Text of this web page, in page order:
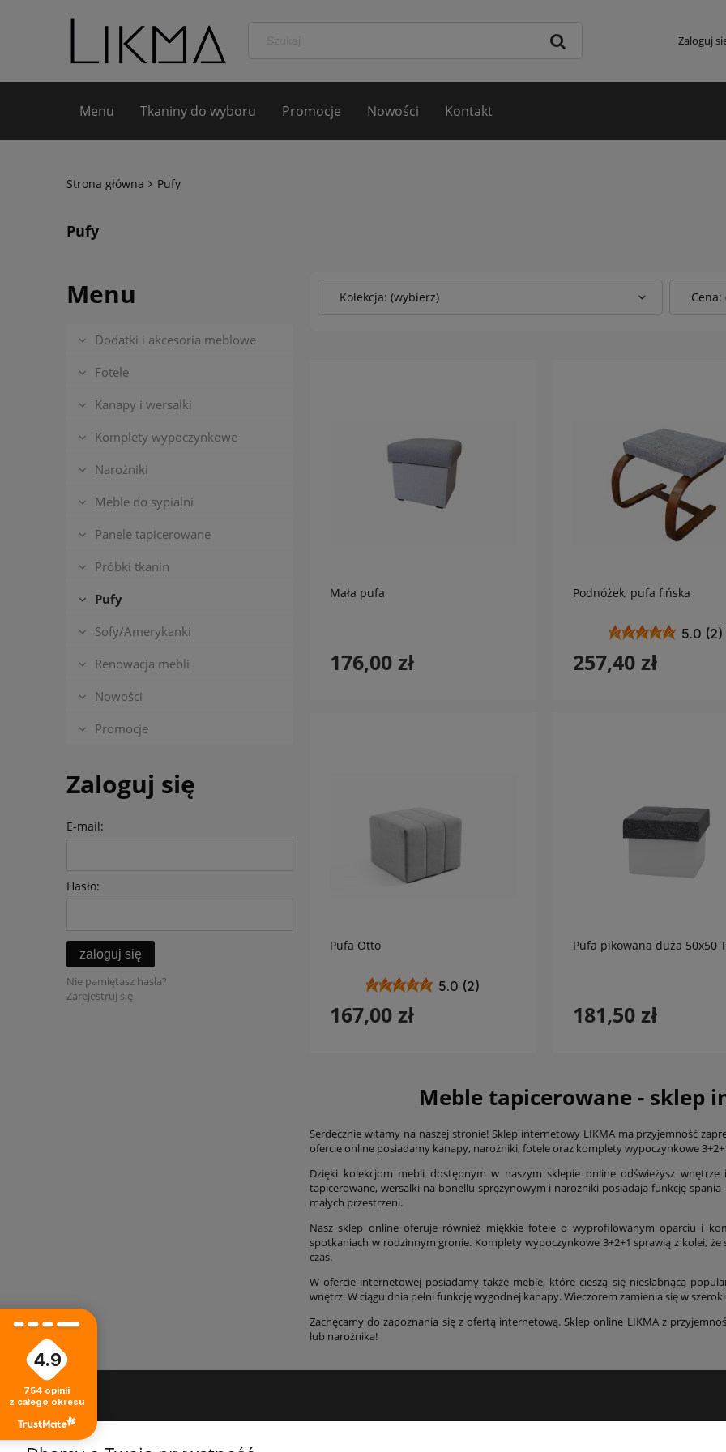
Zaloguj
Menu Tkaniny do wyboru Promocje Nowości Kontakt
Strona główna Pufy
Pufy
Menu
Dodatki i akcesoria meblowe
Fotele
Kanapy i wersalki
Komplety wypoczynkowe
Narożniki
Meble do sypialni
Panele tapicerowane
Próbki tkanin
Pufy
Sofy/Amerykanki
Renowacja mebli
Nowości
Promocje
Zaloguj się
E-mail:
Hasło:
zaloguj się
Nie pamiętasz hasła?
Zarejestruj się
Kolekcja: (wybierz)
Mała pufa
176,00 zł
Podnóżek, pufa fińska
5.0 (2)
257,40 zł
Pufa Otto
5.0 (2)
167,00 zł
Pufa pikowana duża 50x50
181,50 zł
Meble tapicerowane - sklep
Serdecznie witamy na naszej stronie! Sklep internetowy LIKMA ma przyjemność
ofercie online posiadamy kanapy, narożniki, fotele oraz komplety wypoczynkowe
Dzięki kolekcjom mebli dostępnym w naszym sklepie online odświeżysz
tapicerowane, wersalki na bonellu sprężynowym i narożniki posiadają funkcję
małych przestrzeni.
Nasz sklep online oferuje również miękkie fotele o wyprofilowanym oparciu i
spotkaniach w rodzinnym gronie. Komplety wypoczynkowe 3+2+1 sprawią z kolei,
czas.
W ofercie internetowej posiadamy także meble, które cieszą się niesłabnącą
wnętrz. W ciągu dnia pełni funkcję wygodnej kanapy. Wieczorem zamienia się w
Zachęcamy do zapoznania się z ofertą internetową. Sklep online LIKMA z
lub narożnika!
4.9
754 opinii
z całego okresu